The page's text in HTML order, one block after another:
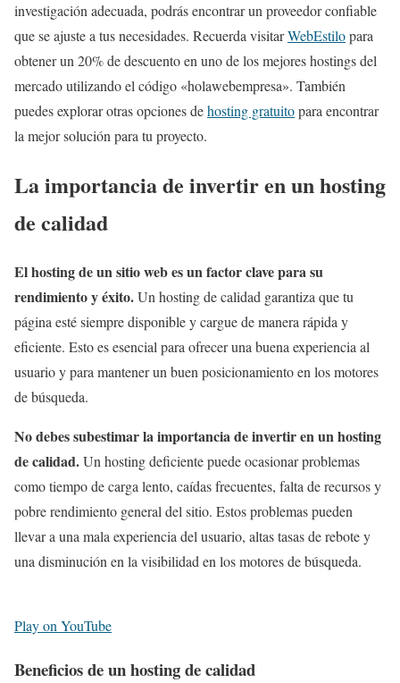
investigación adecuada, podrás encontrar un proveedor confiable
que se ajuste a tus necesidades. Recuerda visitarWebEstilopara
obtener un 20% de descuento en uno de los mejores hostings del
mercado utilizando el código «holawebempresa». También
puedes explorar otras opciones dehosting gratuitopara encontrar
la mejor solución para tu proyecto.
La importancia de invertir en un hosting
de calidad
El hosting de un sitio web es un factor clave para su
rendimiento y éxito.Un hosting de calidad garantiza que tu
página esté siempre disponible y cargue de manera rápida y
eficiente. Esto es esencial para ofrecer una buena experiencia al
usuario y para mantener un buen posicionamiento en los motores
de búsqueda.
No debes subestimar la importancia de invertir en un hosting
de calidad.Un hosting deficiente puede ocasionar problemas
como tiempo de carga lento, caídas frecuentes, falta de recursos y
pobre rendimiento general del sitio. Estos problemas pueden
llevar a una mala experiencia del usuario, altas tasas de rebote y
una disminución en la visibilidad en los motores de búsqueda.
Play on YouTube
Beneficios de un hosting de calidad